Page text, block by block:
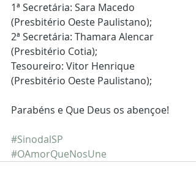
1ª Secretária: Sara Macedo
(Presbitério Oeste Paulistano);
2ª Secretária: Thamara Alencar
(Presbitério Cotia);
Tesoureiro: Vitor Henrique
(Presbitério Oeste Paulistano);
Parabéns e Que Deus os abençoe!
#SinodalSP
#OAmorQueNosUne